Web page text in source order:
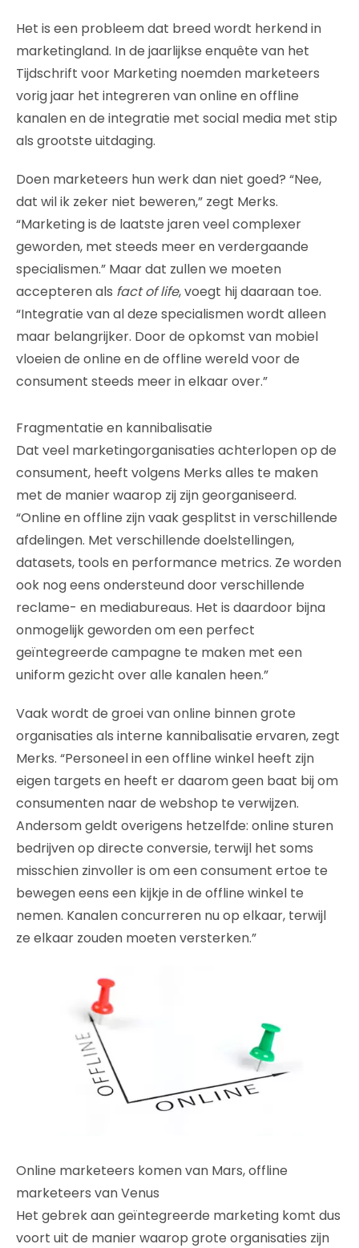
Het is een probleem dat breed wordt herkend in
marketingland. In de jaarlijkse enquête van het
Tijdschrift voor Marketing noemden marketeers
vorig jaar het integreren van online en offline
kanalen en de integratie met social media met stip
als grootste uitdaging.
Doen marketeers hun werk dan niet goed? “Nee,
dat wil ik zeker niet beweren,” zegt Merks.
“Marketing is de laatste jaren veel complexer
geworden, met steeds meer en verdergaande
specialismen.” Maar dat zullen we moeten
accepteren als fact of life, voegt hij daaraan toe.
“Integratie van al deze specialismen wordt alleen
maar belangrijker. Door de opkomst van mobiel
vloeien de online en de offline wereld voor de
consument steeds meer in elkaar over.”
Fragmentatie en kannibalisatie
Dat veel marketingorganisaties achterlopen op de
consument, heeft volgens Merks alles te maken
met de manier waarop zij zijn georganiseerd.
“Online en offline zijn vaak gesplitst in verschillende
afdelingen. Met verschillende doelstellingen,
datasets, tools en performance metrics. Ze worden
ook nog eens ondersteund door verschillende
reclame- en mediabureaus. Het is daardoor bijna
onmogelijk geworden om een perfect
geïntegreerde campagne te maken met een
uniform gezicht over alle kanalen heen.”
Vaak wordt de groei van online binnen grote
organisaties als interne kannibalisatie ervaren, zegt
Merks. “Personeel in een offline winkel heeft zijn
eigen targets en heeft er daarom geen baat bij om
consumenten naar de webshop te verwijzen.
Andersom geldt overigens hetzelfde: online sturen
bedrijven op directe conversie, terwijl het soms
misschien zinvoller is om een consument ertoe te
bewegen eens een kijkje in de offline winkel te
nemen. Kanalen concurreren nu op elkaar, terwijl
ze elkaar zouden moeten versterken.”
Online marketeers komen van Mars, offline
marketeers van Venus
Het gebrek aan geïntegreerde marketing komt dus
voort uit de manier waarop grote organisaties zijn